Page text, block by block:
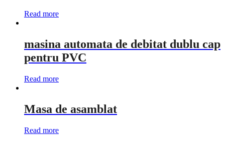
Read more
masina automata de debitat dublu cap
pentru PVC
Read more
Masa de asamblat
Read more